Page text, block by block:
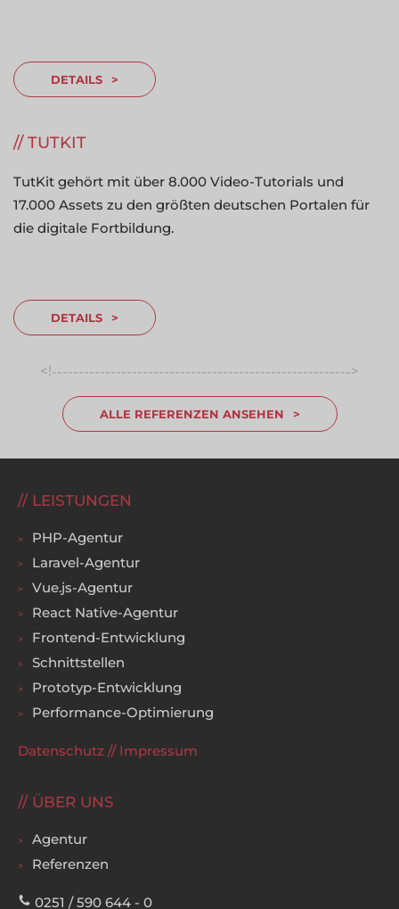
DETAILS
TUTKIT
TutKit gehört mit über 8.000 Video-Tutorials und
17.000 Assets zu den größten deutschen Portalen für
die digitale Fortbildung.
DETAILS
<! >
ALLE REFERENZEN ANSEHEN
LEISTUNGEN
PHP-Agentur
Laravel-Agentur
Vue.js-Agentur
React Native-Agentur
Frontend-Entwicklung
Schnittstellen
Prototyp-Entwicklung
Performance-Optimierung
Datenschutz // Impressum
ÜBER UNS
Agentur
Referenzen
0251 / 590 644 - 0